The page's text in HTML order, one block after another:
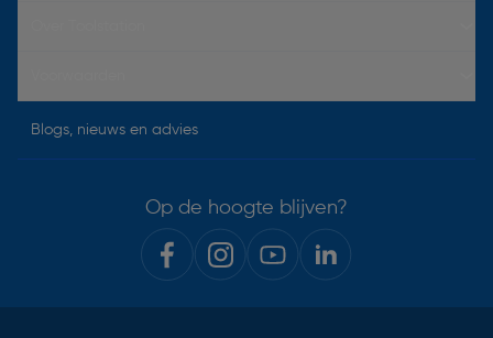
Blogs, nieuws en advies
Op de hoogte blijven?